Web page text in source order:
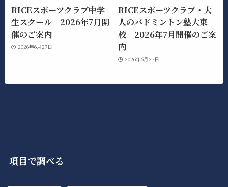
RICEスポーツクラブ中学
生スクール 2026年7月開
催のご案内
2026年6月27日
RICEスポーツクラブ・大
人のバドミントン塾大東
校 2026年7月開催のご案
内
2026年6月27日
項目で調べる